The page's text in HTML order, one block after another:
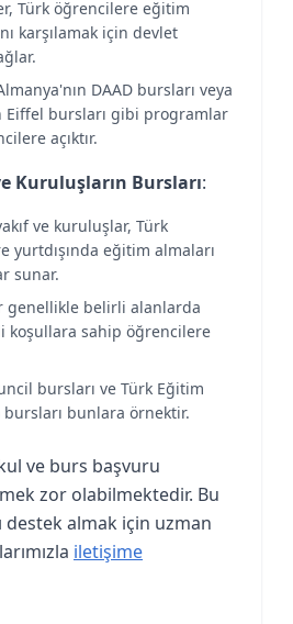
Türk öğrencilere eğitim
karşılamak için devlet
DAAD bursları veya
Eiffel bursları gibi programlar
açıktır.
Kuruluşların Bursları:
ve kuruluşlar, Türk
yurtdışında eğitim almaları
sunar.
genellikle belirli alanlarda
koşullara sahip öğrencilere
bursları ve Türk Eğitim
bursları bunlara örnektir.
ve burs başvuru
zor olabilmektedir. Bu
destek almak için uzman
iletişime